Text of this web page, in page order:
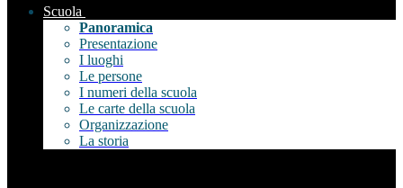
Scuola
Panoramica
Presentazione
I luoghi
Le persone
I numeri della scuola
Le carte della scuola
Organizzazione
La storia